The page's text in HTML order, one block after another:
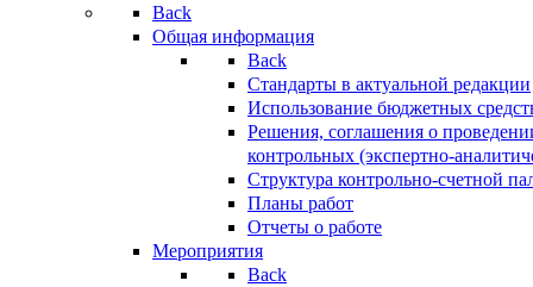
Back
Общая информация
Back
Стандарты в актуальной редакции
Использование бюджетных
Решения, соглашения о
контрольных (экспертно-
Структура контрольно-счетной
Планы работ
Отчеты о работе
Мероприятия
Back